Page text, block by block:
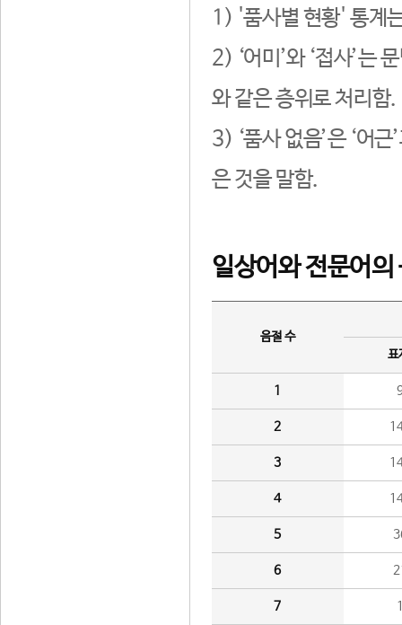
1) '품사별 현황' 통계
2) ‘어미’와 ‘접사’는
와 같은 층위로 처리함.
3) ‘품사 없음’은 ‘어
은 것을 말함.
일상어와 전문어의
음절 수
표
1
2
3
4
5
6
7